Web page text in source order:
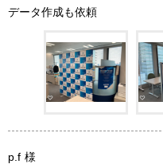
データ作成も依頼
p.f 様